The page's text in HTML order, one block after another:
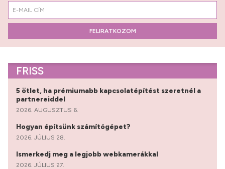
FELIRATKOZOM
FRISS
5 ötlet, ha prémiumabb kapcsolatépítést szeretnél a
partnereiddel
2026. AUGUSZTUS 6.
Hogyan építsünk számítógépet?
2026. JÚLIUS 28.
Ismerkedj meg a legjobb webkamerákkal
2026. JÚLIUS 27.